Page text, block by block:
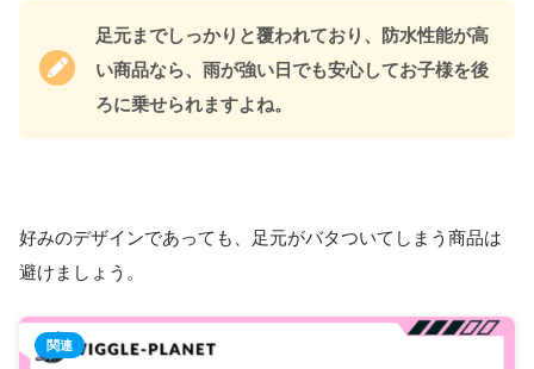
足元までしっかりと覆われており、防水性能が高
い商品なら、雨が強い日でも安心してお子様を後
ろに乗せられますよね。
好みのデザインであっても、足元がバタついてしまう商品は
避けましょう。